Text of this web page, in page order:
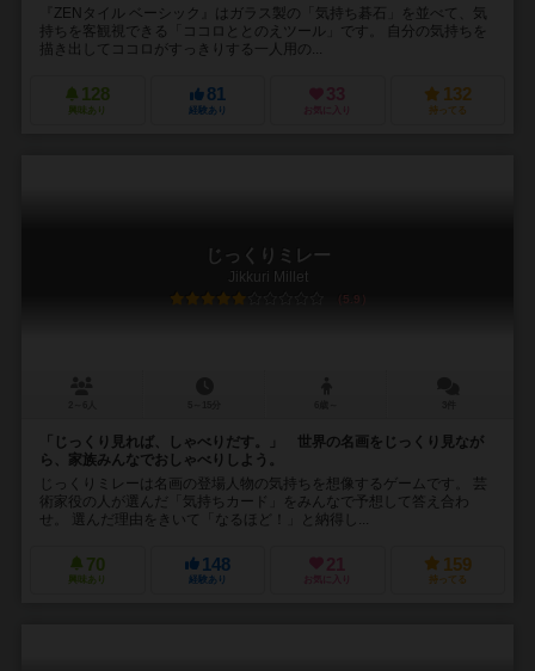
『ZENタイル ベーシック』はガラス製の「気持ち碁石」を並べて、気
持ちを客観視できる「ココロととのえツール」です。 自分の気持ちを
描き出してココロがすっきりする一人用の...
128
興味あり
81
経験あり
33
お気に入り
132
持ってる
じっくりミレー
Jikkuri Millet
5.9
「じっくり見れば、しゃべりだす。」 世界の名画をじっくり見なが
ら、家族みんなでおしゃべりしよう。
じっくりミレーは名画の登場人物の気持ちを想像するゲームです。 芸
術家役の人が選んだ「気持ちカード」をみんなで予想して答え合わ
せ。 選んだ理由をきいて「なるほど！」と納得し...
70
興味あり
148
経験あり
21
お気に入り
159
持ってる